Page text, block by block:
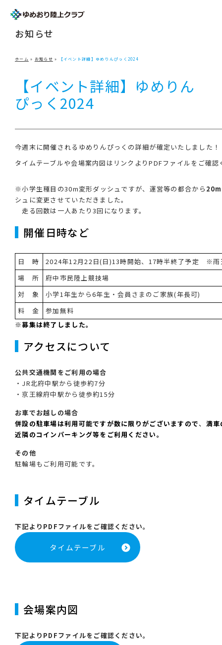
NEWS
お知らせ
ホーム » お知らせ » 【イベント詳細】ゆめりんぴっく2024
【イベント詳細】ゆめりん
ぴっく2024
今週末に開催されるゆめりんぴっくの詳細が確定いたしました！
タイムテーブルや会場案内図はリンクよりPDFファイルをご確認
※小学生種目の30m変形ダッシュですが、運営等の都合から 20m
シュに変更させていただきました。
走る回数は一人あたり3回になります。
開催日時など
日 時
2024年12月22日(日)13時開始、17時半終了予定 ※雨
場 所
府中市民陸上競技場
対 象
小学1年生から6年生・会員さまのご家族(年長可)
料 金
参加無料
※募集は終了しました。
アクセスについて
公共交通機関をご利用の場合
・JR北府中駅から徒歩約7分
・京王線府中駅から徒歩約15分
お車でお越しの場合
併設の駐車場は利用可能ですが数に限りがございますので、 満車
近隣のコインパーキング等をご利用ください。
その他
駐輪場もご利用可能です。
タイムテーブル
下記よりPDFファイルをご確認ください。
タイムテーブル
会場案内図
下記よりPDFファイルをご確認ください。